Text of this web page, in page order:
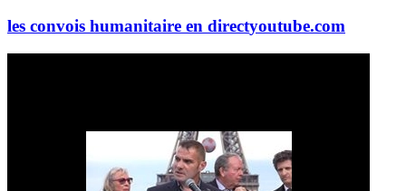
les convois humanitaire en directyoutube.com